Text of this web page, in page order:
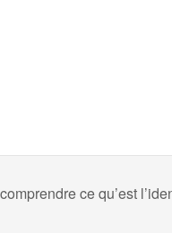
ce qu’est